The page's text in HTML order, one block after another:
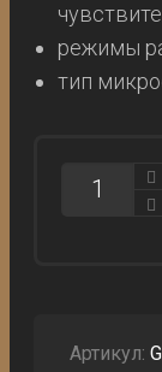
режимы
тип
ПРОСЛУШКА
Артикул: